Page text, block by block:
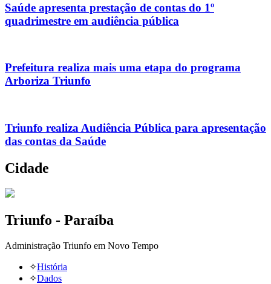
Saúde apresenta prestação de contas do 1º
quadrimestre em audiência pública
Prefeitura realiza mais uma etapa do programa
Arboriza Triunfo
Triunfo realiza Audiência Pública para apresentação
das contas da Saúde
Cidade
Triunfo - Paraíba
Administração Triunfo em Novo Tempo
✧História
✧Dados